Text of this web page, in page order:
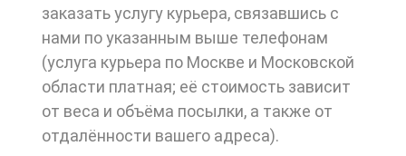
заказать услугу курьера, связавшись с
нами по указанным выше телефонам
(услуга курьера по Москве и Московской
области платная; её стоимость зависит
от веса и объёма посылки, а также от
отдалённости вашего адреса).